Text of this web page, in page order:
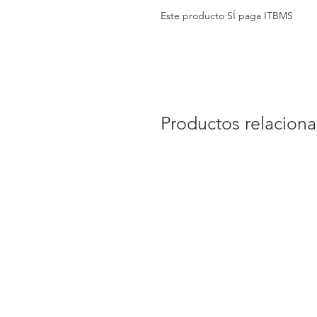
Este producto SÍ paga ITBMS
Productos